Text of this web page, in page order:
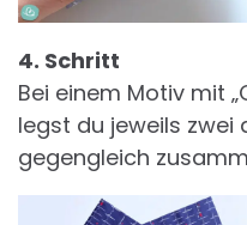
4. Schritt
Bei einem Motiv mit
legst du jeweils zwei
gegengleich